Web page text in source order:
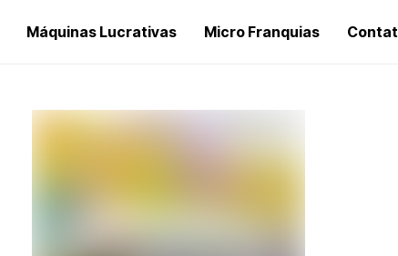
Máquinas Lucrativas Micro Franquias